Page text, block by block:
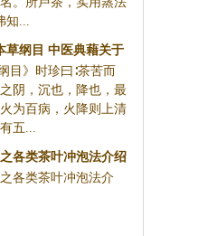
知...
草纲目 中医典藉关于
叶功效的记载
目》时珍曰∶茶苦而
阴，沉也，降也，最
为百病，火降则上清
五...
各类茶叶冲泡法介绍
各类茶叶冲泡法介
...